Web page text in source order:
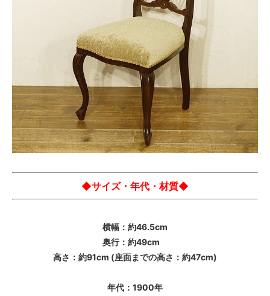
◆サイズ・年代・材質◆
横幅：約46.5cm
奥行：約49cm
高さ：約91cm (座面までの高さ：約47cm)
年代：1900年